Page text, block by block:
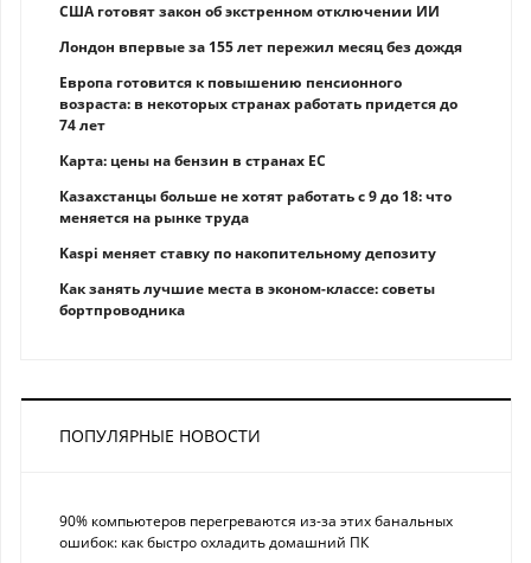
США готовят закон об экстренном отключении ИИ
Лондон впервые за 155 лет пережил месяц без дождя
Европа готовится к повышению пенсионного
возраста: в некоторых странах работать придется до
74 лет
Карта: цены на бензин в странах ЕС
Казахстанцы больше не хотят работать с 9 до 18: что
меняется на рынке труда
Kaspi меняет ставку по накопительному депозиту
Как занять лучшие места в эконом-классе: советы
бортпроводника
ПОПУЛЯРНЫЕ НОВОСТИ
90% компьютеров перегреваются из-за этих банальных
ошибок: как быстро охладить домашний ПК